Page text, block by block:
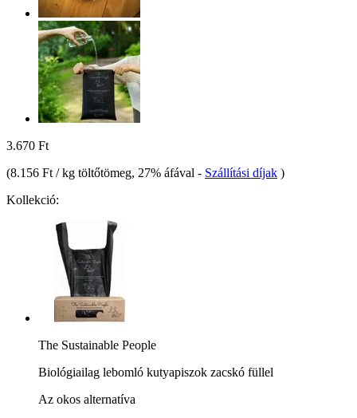
3.670 Ft
(8.156 Ft / kg töltőtömeg, 27% áfával - Szállítási díjak )
Kollekció:
The Sustainable People
Biológiailag lebomló kutyapiszok zacskó füllel
Az okos alternatíva